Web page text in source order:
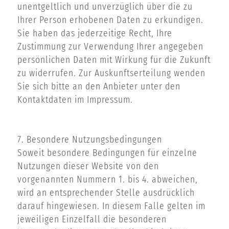
unentgeltlich und unverzüglich über die zu
Ihrer Person erhobenen Daten zu erkundigen.
Sie haben das jederzeitige Recht, Ihre
Zustimmung zur Verwendung Ihrer angegeben
persönlichen Daten mit Wirkung für die Zukunft
zu widerrufen. Zur Auskunftserteilung wenden
Sie sich bitte an den Anbieter unter den
Kontaktdaten im Impressum.
7. Besondere Nutzungsbedingungen
Soweit besondere Bedingungen für einzelne
Nutzungen dieser Website von den
vorgenannten Nummern 1. bis 4. abweichen,
wird an entsprechender Stelle ausdrücklich
darauf hingewiesen. In diesem Falle gelten im
jeweiligen Einzelfall die besonderen